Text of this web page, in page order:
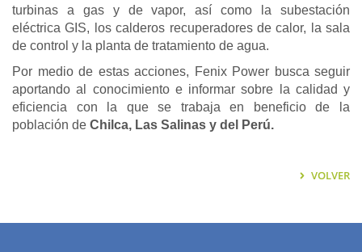
turbinas a gas y de vapor, así como la subestación
eléctrica GIS, los calderos recuperadores de calor, la sala
de control y la planta de tratamiento de agua.
Por medio de estas acciones, Fenix Power busca seguir
aportando al conocimiento e informar sobre la calidad y
eficiencia con la que se trabaja en beneficio de la
población de Chilca, Las Salinas y del Perú.
VOLVER